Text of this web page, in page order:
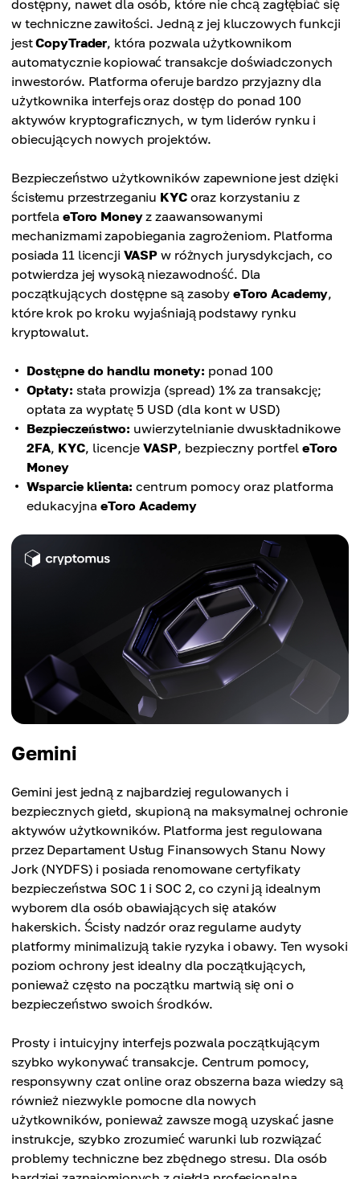
dostępny, nawet dla osób, które nie chcą zagłębiać się
w techniczne zawiłości. Jedną z jej kluczowych funkcji
jestCopyTrader, która pozwala użytkownikom
automatycznie kopiować transakcje doświadczonych
inwestorów. Platforma oferuje bardzo przyjazny dla
użytkownika interfejs oraz dostęp do ponad 100
aktywów kryptograficznych, w tym liderów rynku i
obiecujących nowych projektów.
Bezpieczeństwo użytkowników zapewnione jest dzięki
ścisłemu przestrzeganiu KYCoraz korzystaniu z
portfela eToro Moneyz zaawansowanymi
mechanizmami zapobiegania zagrożeniom. Platforma
posiada 11 licencji VASP w różnych jurysdykcjach, co
potwierdza jej wysoką niezawodność. Dla
początkujących dostępne są zasoby eToro Academy,
które krok po kroku wyjaśniają podstawy rynku
kryptowalut.
Dostępne do handlu monety: ponad 100
Opłaty: stała prowizja (spread) 1% za transakcję;
opłata za wypłatę 5 USD (dla kont w USD)
Bezpieczeństwo: uwierzytelnianie dwuskładnikowe
2FA, KYC, licencje VASP, bezpieczny portfel eToro
Money
Wsparcie klienta: centrum pomocy oraz platforma
edukacyjna eToro Academy
Gemini
Gemini jest jedną z najbardziej regulowanych i
bezpiecznych giełd, skupioną na maksymalnej ochronie
aktywów użytkowników. Platforma jest regulowana
przez Departament Usług Finansowych Stanu Nowy
Jork (NYDFS) i posiada renomowane certyfikaty
bezpieczeństwa SOC 1 i SOC 2, co czyni ją idealnym
wyborem dla osób obawiających się ataków
hakerskich. Ścisły nadzór oraz regularne audyty
platformy minimalizują takie ryzyka i obawy. Ten wysoki
poziom ochrony jest idealny dla początkujących,
ponieważ często na początku martwią się oni o
bezpieczeństwo swoich środków.
Prosty i intuicyjny interfejs pozwala początkującym
szybko wykonywać transakcje. Centrum pomocy,
responsywny czat online oraz obszerna baza wiedzy są
również niezwykle pomocne dla nowych
użytkowników, ponieważ zawsze mogą uzyskać jasne
instrukcje, szybko zrozumieć warunki lub rozwiązać
problemy techniczne bez zbędnego stresu. Dla osób